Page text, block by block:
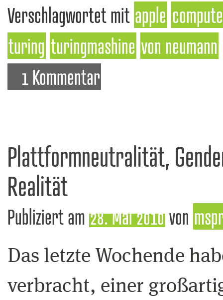
Verschlagwortet mit apple
turing turingmashine von neumann
1 Kommentar
Plattformneutralität,
Realität
Publiziert am 28. Mai 2010von
Das letzte Wochende
verbracht, einer